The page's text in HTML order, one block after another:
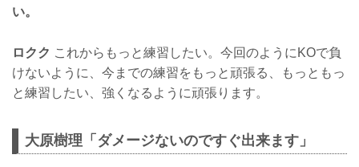
い。
ロクク これからもっと練習したい。今回のようにKOで負
けないように、今までの練習をもっと頑張る、もっともっ
と練習したい、強くなるように頑張ります。
大原樹理「ダメージないのですぐ出来ます」